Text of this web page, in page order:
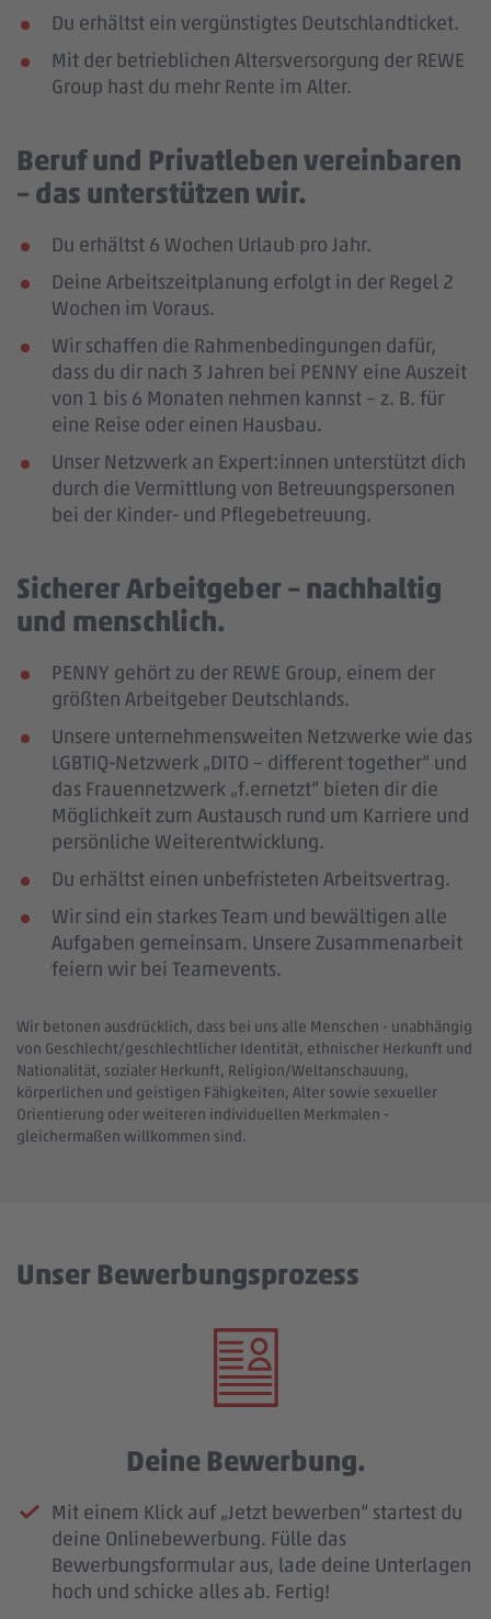
Du erhältst ein vergünstigtes Deutschlandticket.
Mit der betrieblichen Altersversorgung der REWE
Group hast du mehr Rente im Alter.
Beruf und Privatleben vereinbaren
– das unterstützen wir.
Du erhältst 6 Wochen Urlaub pro Jahr.
Deine Arbeitszeitplanung erfolgt in der Regel 2
Wochen im Voraus.
Wir schaffen die Rahmenbedingungen dafür,
dass du dir nach 3 Jahren bei PENNY eine Auszeit
von 1 bis 6 Monaten nehmen kannst – z. B. für
eine Reise oder einen Hausbau.
Unser Netzwerk an Expert:innen unterstützt dich
durch die Vermittlung von Betreuungspersonen
bei der Kinder- und Pflegebetreuung.
Sicherer Arbeitgeber – nachhaltig
und menschlich.
PENNY gehört zu der REWE Group, einem der
größten Arbeitgeber Deutschlands.
Unsere unternehmensweiten Netzwerke wie das
LGBTIQ-Netzwerk „DITO – different together“ und
das Frauennetzwerk „f.ernetzt“ bieten dir die
Möglichkeit zum Austausch rund um Karriere und
persönliche Weiterentwicklung.
Du erhältst einen unbefristeten Arbeitsvertrag.
Wir sind ein starkes Team und bewältigen alle
Aufgaben gemeinsam. Unsere Zusammenarbeit
feiern wir bei Teamevents.
Wir betonen ausdrücklich, dass bei uns alle Menschen - unabhängig
von Geschlecht/geschlechtlicher Identität, ethnischer Herkunft und
Nationalität, sozialer Herkunft, Religion/Weltanschauung,
körperlichen und geistigen Fähigkeiten, Alter sowie sexueller
Orientierung oder weiteren individuellen Merkmalen -
gleichermaßen willkommen sind.
Unser Bewerbungsprozess
Deine Bewerbung.
Mit einem Klick auf „Jetzt bewerben“ startest du
deine Onlinebewerbung. Fülle das
Bewerbungsformular aus, lade deine Unterlagen
hoch und schicke alles ab. Fertig!